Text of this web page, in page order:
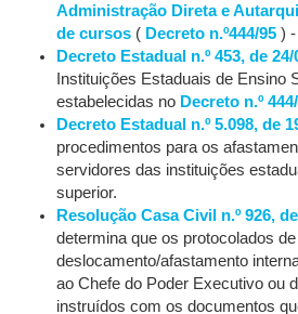
Administração Direta e
de cursos ( Decreto n.º444/95 )
Decreto Estadual n.º 453, de 24/
Instituições Estaduais de Ensino
estabelecidas no Decreto n.º
Decreto Estadual n.º 5.098, de
procedimentos para os
servidores das instituições
superior.
Resolução Casa Civil n.º 926,
determina que os protocolados de
deslocamento/afastamento
ao Chefe do Poder Executivo ou
instruídos com os documentos